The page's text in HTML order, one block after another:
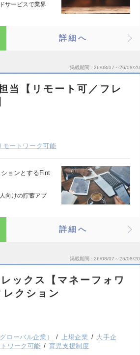
サービスで業界
詳細へ
掲載期間 26/08/07～26/08/20
【リモート可／フレ
モートワーク可能
ョンとするFint
向けの貯蓄アプ
詳細へ
掲載期間 26/08/07～26/08/20
ックス【マネーフォワ
クション
ローバル企業） 上場企業
大手企
ワーク可能 育児支援制度